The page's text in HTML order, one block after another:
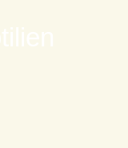
Übersicht